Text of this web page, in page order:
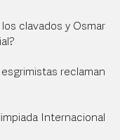
clavados y Osmar
reclaman
Internacional